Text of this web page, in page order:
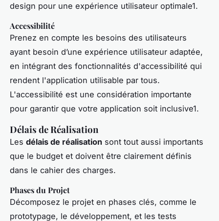
design pour une expérience utilisateur optimale1.
Accessibilité
Prenez en compte les besoins des utilisateurs
ayant besoin d’une expérience utilisateur adaptée,
en intégrant des fonctionnalités d'accessibilité qui
rendent l'application utilisable par tous.
L'accessibilité est une considération importante
pour garantir que votre application soit inclusive1.
Délais de Réalisation
Les délais de réalisation sont tout aussi importants
que le budget et doivent être clairement définis
dans le cahier des charges.
Phases du Projet
Décomposez le projet en phases clés, comme le
prototypage, le développement, et les tests